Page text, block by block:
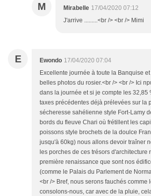
M Mirabelle 17/04/2020 07:12
J'arrive .........<br /> <br /> Mimi
E Ewondo 17/04/2020 07:04
Excellente journée à toute la Banquise
belles photos du rosier.<br /> <br /> Ici
dans la journée et si je compte les 32,85
taxes précédentes déjà prélevées sur la
sécheresse sahélienne style Fort-Lamy
bords du fleuve Chari où frétillent les
poissons style brochets de la doulce
jusqu'à 60kg) nous allons devoir traîner
les porches de ces trésors d'architecture
première renaissance que sont nos
(comme le Palais du Parlement de
<br /> Bref, nous serons fauchés comme
consolons-nous, car avec de la pluie,